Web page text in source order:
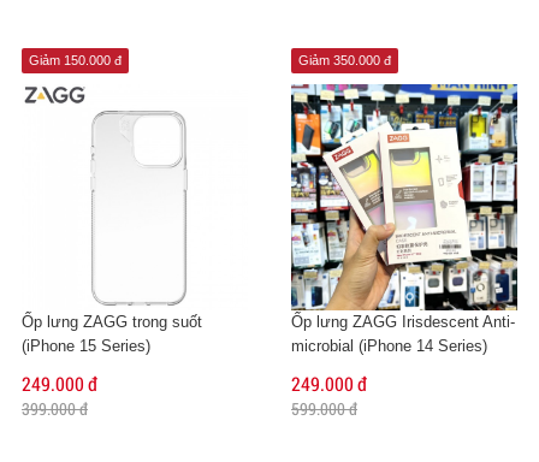
Giảm 150.000 đ
Ốp lưng ZAGG trong suốt
(iPhone 15 Series)
249.000 đ
399.000 đ
Giảm 350.000 đ
Ốp lưng ZAGG Irisdescent Anti-
microbial (iPhone 14 Series)
249.000 đ
599.000 đ